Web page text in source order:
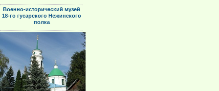
Военно-исторический музей
18-го гусарского Нежинского
полка